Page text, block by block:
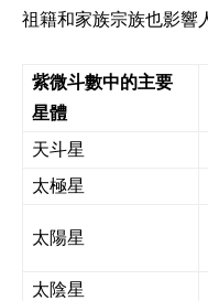
祖籍和家族宗族也影響
紫微斗數中的主要
星體
天斗星
太極星
太陽星
太陰星